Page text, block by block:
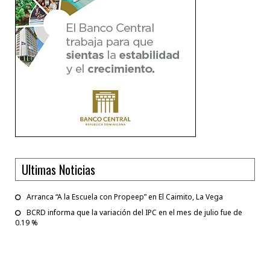
Ultimas Noticias
Arranca “A la Escuela con Propeep” en El Caimito, La Vega
BCRD informa que la variación del IPC en el mes de julio fue de
0.19 %